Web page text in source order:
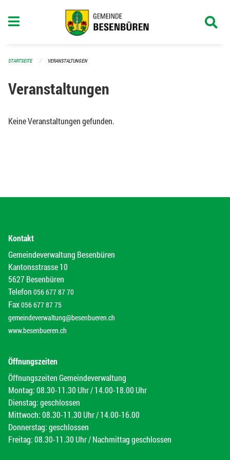
STARTSEITE VERANSTALTUNGEN
Veranstaltungen
Keine Veranstaltungen gefunden.
Kontakt
Gemeindeverwaltung Besenbüren
Kantonsstrasse 10
5627 Besenbüren
Telefon 056 677 87 70
Fax056 677 87 75
gemeindeverwaltung@besenbueren.ch
www.besenbueren.ch
Öffnungszeiten
Öffnungszeiten Gemeindeverwaltung
Montag: 08.30-11.30 Uhr / 14.00-18.00 Uhr
Dienstag: geschlossen
Mittwoch: 08.30-11.30 Uhr / 14.00-16.00
Donnerstag: geschlossen
Freitag: 08.30-11.30 Uhr / Nachmittag geschlossen